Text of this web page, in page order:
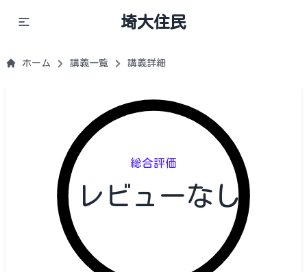
埼大住民
ホーム 講義一覧 講義詳細
総合評価
レビューなし